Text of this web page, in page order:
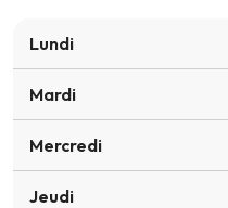
Lundi
Mardi
Mercredi
Jeudi